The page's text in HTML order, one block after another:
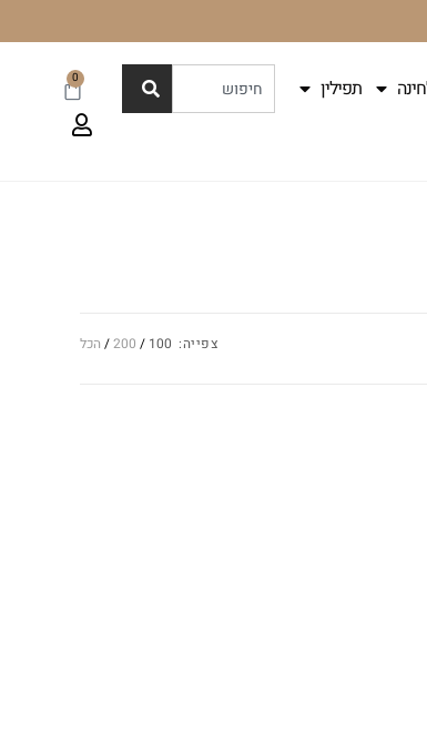
תפילין
0
צפייה: 100
200 הכל